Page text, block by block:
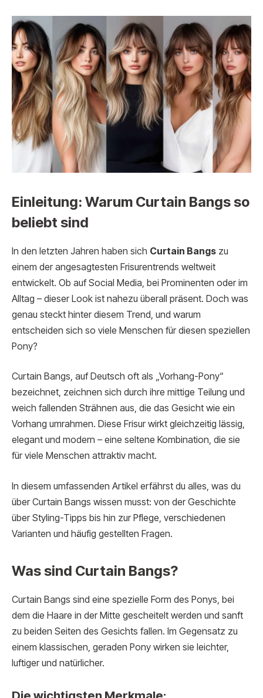
Einleitung: Warum Curtain Bangs so
beliebt sind
In den letzten Jahren haben sich Curtain Bangs zu
einem der angesagtesten Frisurentrends weltweit
entwickelt. Ob auf Social Media, bei Prominenten oder im
Alltag – dieser Look ist nahezu überall präsent. Doch was
genau steckt hinter diesem Trend, und warum
entscheiden sich so viele Menschen für diesen speziellen
Pony?
Curtain Bangs, auf Deutsch oft als „Vorhang-Pony“
bezeichnet, zeichnen sich durch ihre mittige Teilung und
weich fallenden Strähnen aus, die das Gesicht wie ein
Vorhang umrahmen. Diese Frisur wirkt gleichzeitig lässig,
elegant und modern – eine seltene Kombination, die sie
für viele Menschen attraktiv macht.
In diesem umfassenden Artikel erfährst du alles, was du
über Curtain Bangs wissen musst: von der Geschichte
über Styling-Tipps bis hin zur Pflege, verschiedenen
Varianten und häufig gestellten Fragen.
Was sind Curtain Bangs?
Curtain Bangs sind eine spezielle Form des Ponys, bei
dem die Haare in der Mitte gescheitelt werden und sanft
zu beiden Seiten des Gesichts fallen. Im Gegensatz zu
einem klassischen, geraden Pony wirken sie leichter,
luftiger und natürlicher.